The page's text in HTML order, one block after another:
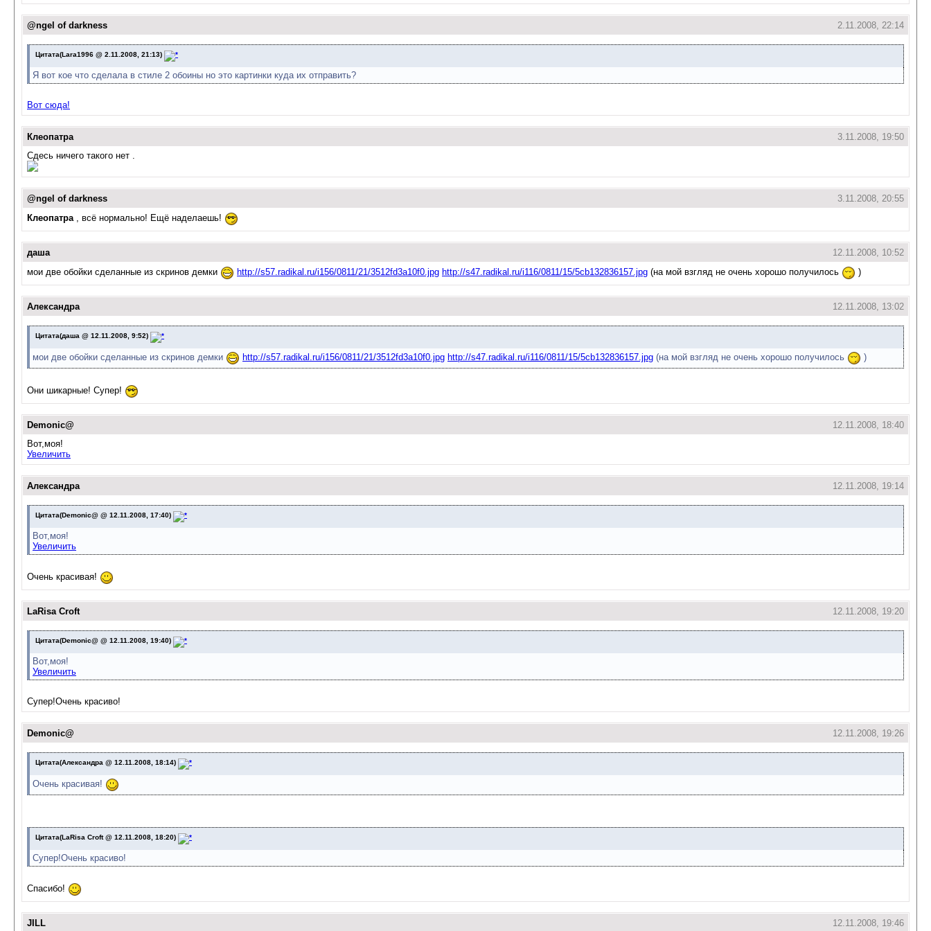
@ngel of darkness 2.11.2008, 22:14
Цитата(Lara1996 @ 2.11.2008, 21:13)
Я вот кое что сделала в стиле 2 обоины но это картинки куда их отправить?
Вот сюда!
Клеопатра
3.11.2008, 19:50
Сдесь ничего такого нет .
@ngel of darkness
3.11.2008, 20:55
Клеопатра , всё нормально! Ещё наделаешь!
даша
12.11.2008, 10:52
мои две обойки сделанные из скринов демки
http://s57.radikal.ru/i156/0811/21/3512fd3a10f0.jpg http://s47.radikal.ru/i116/0811/15/5cb132836157.jpg (на мой взгляд не очень хорошо получилось )
Александра 12.11.2008, 13:02
Цитата(даша @ 12.11.2008, 9:52)
мои две обойки сделанные из скринов демки http://s57.radikal.ru/i156/0811/21/3512fd3a10f0.jpg http://s47.radikal.ru/i116/0811/15/5cb132836157.jpg (на мой взгляд не очень хорошо получилось )
Они шикарные! Супер!
Demonic@
12.11.2008, 18:40
Вот,моя!
Увеличить
Александра 12.11.2008, 19:14
Цитата(Demonic@ @ 12.11.2008, 17:40)
Вот,моя!
Увеличить
Очень красивая!
LaRisa Croft 12.11.2008, 19:20
Цитата(Demonic@ @ 12.11.2008, 19:40)
Вот,моя!
Увеличить
Супер!Очень красиво!
Demonic@ 12.11.2008, 19:26
Цитата(Александра @ 12.11.2008, 18:14)
Очень красивая!
Цитата(LaRisa Croft @ 12.11.2008, 18:20)
Супер!Очень красиво!
Спасибо!
JILL 12.11.2008, 19:46